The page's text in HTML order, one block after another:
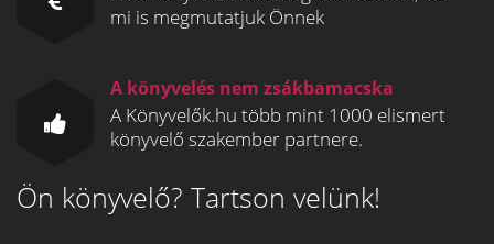
mi is megmutatjuk Önnek
A könyvelés nem zsákbamacska
A Könyvelők.hu több mint 1000 elismert
könyvelő szakember partnere.
Ön könyvelő? Tartson velünk!